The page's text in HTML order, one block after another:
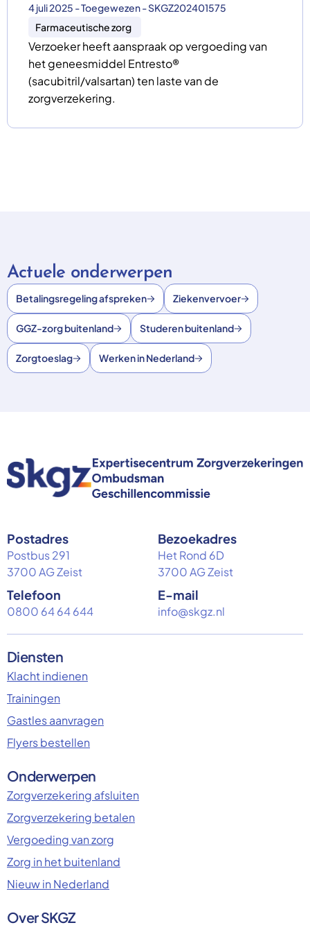
4 juli 2025 - Toegewezen - SKGZ202401575
Farmaceutische zorg
Verzoeker heeft aanspraak op vergoeding van
het geneesmiddel Entresto®
(sacubitril/valsartan) ten laste van de
zorgverzekering.
Actuele onderwerpen
Betalingsregeling afspreken Ziekenvervoer
GGZ-zorg buitenland Studeren buitenland
Zorgtoeslag Werken in Nederland
Postadres
Postbus 291
3700 AG Zeist
Bezoekadres
Het Rond 6D
3700 AG Zeist
Telefoon
0800 64 64 644
E-mail
info@skgz.nl
Diensten
Klacht indienen
Trainingen
Gastles aanvragen
Flyers bestellen
Onderwerpen
Zorgverzekering afsluiten
Zorgverzekering betalen
Vergoeding van zorg
Zorg in het buitenland
Nieuw in Nederland
Over SKGZ